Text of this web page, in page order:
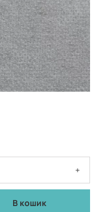
+
В кошик